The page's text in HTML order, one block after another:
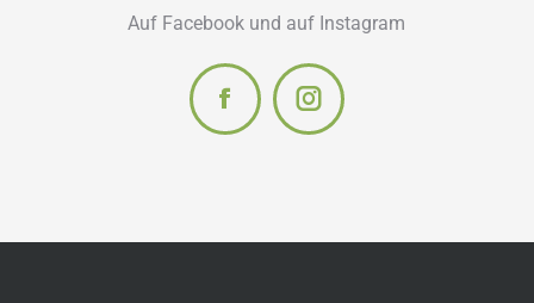
Auf Facebook und auf Instagram
FacebookInstagram